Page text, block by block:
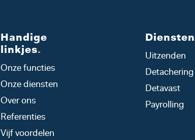
Handige
linkjes.
Onze functies
Onze diensten
Over ons
Referenties
Vijf voordelen
Diensten
Uitzenden
Detachering
Detavast
Payrolling